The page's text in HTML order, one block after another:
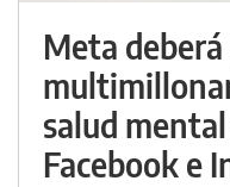
Meta
salud
Facebook e